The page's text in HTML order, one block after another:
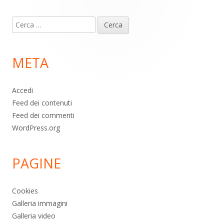
piè
pagina
Ricerca
per:
META
Accedi
Feed dei contenuti
Feed dei commenti
WordPress.org
PAGINE
Cookies
Galleria immagini
Galleria video